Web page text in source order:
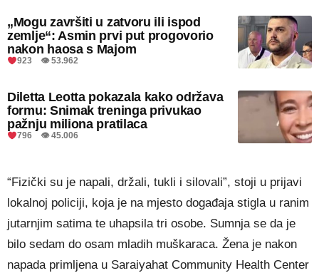
„Mogu završiti u zatvoru ili ispod
zemlje“: Asmin prvi put progovorio
nakon haosa s Majom
923 👁 53.962
Diletta Leotta pokazala kako održava
formu: Snimak treninga privukao
pažnju miliona pratilaca
796 👁 45.006
“Fizički su je napali, držali, tukli i silovali”, stoji u prijavi
lokalnoj policiji, koja je na mjesto događaja stigla u ranim
jutarnjim satima te uhapsila tri osobe. Sumnja se da je
bilo sedam do osam mladih muškaraca. Žena je nakon
napada primljena u Saraiyahat Community Health Center